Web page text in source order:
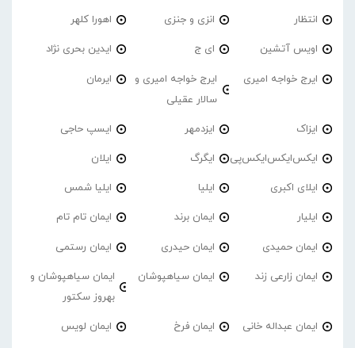
انتظار انزی و جنزی اهورا کلهر
اویس آتشین ای ج ایدین بحری نژاد
ایرج خواجه امیری
ایرج خواجه امیری و
سالار عقیلی
ایرمان
ایزاک ایزدمهر ایسپ حاجی
ایکس‌ایکس‌ایکس‌پی ایگرگ ایلان
ایلای اکبری ایلیا ایلیا شمس
ایلیار ایمان برند ایمان تام تام
ایمان حمیدی ایمان حیدری ایمان رستمی
ایمان زارعی زند ایمان سیاهپوشان
ایمان سیاهپوشان و
بهروز سکتور
ایمان عبداله خانی ایمان فرخ ایمان لویس